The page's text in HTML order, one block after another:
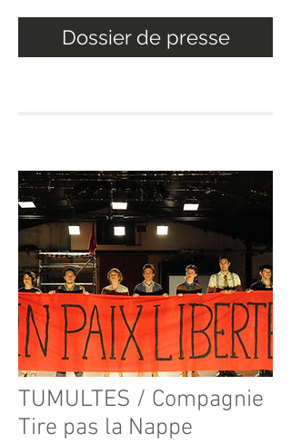
Dossier de presse
TUMULTES / Compagnie
Tire pas la Nappe